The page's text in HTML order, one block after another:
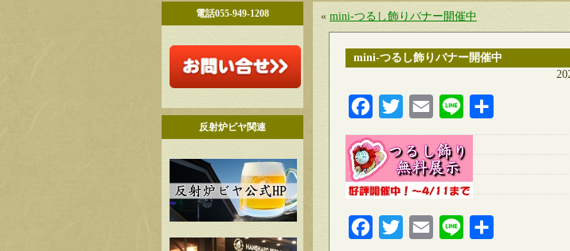
電話055-949-1208
反射炉ビヤ関連
« mini-つるし飾りバナー開催中
mini-つるし飾りバナー開催中
FacebookTwitter Email Line
FacebookTwitter Email Line